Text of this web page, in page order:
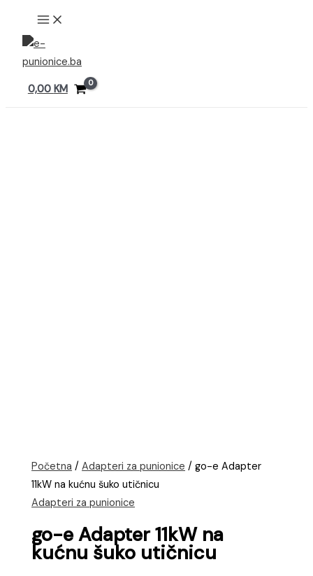
Preskoči
sadržaj
MAIN
MENU
0,00 KM
Početna /Adapteri za punionice / go-e Adapter
11kW na kućnu šuko utičnicu
Adapteri za punionice
go-e Adapter 11kW na
kućnu šuko utičnicu